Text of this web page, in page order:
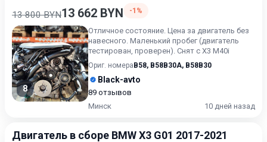
13 800 BYN13 662 BYN -1%
8
Отличное состояние. Цена за двигатель без
навесного. Маленький пробег (двигатель
тестирован, проверен). Снят с X3 M40i
Ориг. номера B58, B58B30A, B58B30
Black-avto
89 отзывов
Минск
10 дней назад
Двигатель в сборе BMW X3 G01 2017-2021